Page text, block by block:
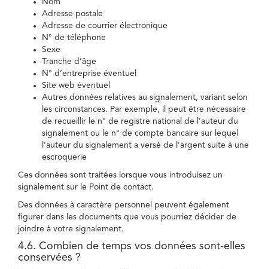
Nom
Adresse postale
Adresse de courrier électronique
N° de téléphone
Sexe
Tranche d’âge
N° d’entreprise éventuel
Site web éventuel
Autres données relatives au signalement, variant selon
les circonstances. Par exemple, il peut être nécessaire
de recueillir le n° de registre national de l’auteur du
signalement ou le n° de compte bancaire sur lequel
l’auteur du signalement a versé de l’argent suite à une
escroquerie
Ces données sont traitées lorsque vous introduisez un
signalement sur le Point de contact.
Des données à caractère personnel peuvent également
figurer dans les documents que vous pourriez décider de
joindre à votre signalement.
4.6. Combien de temps vos données sont-elles
conservées ?